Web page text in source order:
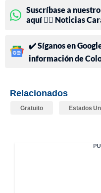
Suscríbase a
aquí 👉🏻 Noticias
✔️ Síganos en
información de
Relacionados
Gratuito Estados